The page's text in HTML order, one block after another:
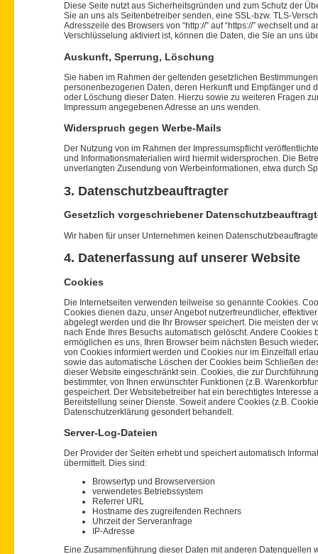
Diese Seite nutzt aus Sicherheitsgründen und zum Schutz der
Sie an uns als Seitenbetreiber senden, eine SSL-bzw. TLS-
Adresszeile des Browsers von “http://” auf “https://” wechselt
Verschlüsselung aktiviert ist, können die Daten, die Sie an uns
Auskunft, Sperrung, Löschung
Sie haben im Rahmen der geltenden gesetzlichen
personenbezogenen Daten, deren Herkunft und Empfänger und
oder Löschung dieser Daten. Hierzu sowie zu weiteren Fragen
Impressum angegebenen Adresse an uns wenden.
Widerspruch gegen Werbe-Mails
Der Nutzung von im Rahmen der Impressumspflicht
und Informationsmaterialien wird hiermit widersprochen. Die
unverlangten Zusendung von Werbeinformationen, etwa durch
3. Datenschutzbeauftragter
Gesetzlich vorgeschriebener
Wir haben für unser Unternehmen keinen
4. Datenerfassung auf unserer Website
Cookies
Die Internetseiten verwenden teilweise so genannte Cookies.
Cookies dienen dazu, unser Angebot nutzerfreundlicher,
abgelegt werden und die Ihr Browser speichert. Die meisten der
nach Ende Ihres Besuchs automatisch gelöscht. Andere
ermöglichen es uns, Ihren Browser beim nächsten Besuch
von Cookies informiert werden und Cookies nur im Einzelfall
sowie das automatische Löschen der Cookies beim Schließen
dieser Website eingeschränkt sein. Cookies, die zur
bestimmter, von Ihnen erwünschter Funktionen (z.B.
gespeichert. Der Websitebetreiber hat ein berechtigtes
Bereitstellung seiner Dienste. Soweit andere Cookies (z.B.
Datenschutzerklärung gesondert behandelt.
Server-Log-Dateien
Der Provider der Seiten erhebt und speichert automatisch
übermittelt. Dies sind:
Browsertyp und Browserversion
verwendetes Betriebssystem
Referrer URL
Hostname des zugreifenden Rechners
Uhrzeit der Serveranfrage
IP-Adresse
Eine Zusammenführung dieser Daten mit anderen Datenquellen